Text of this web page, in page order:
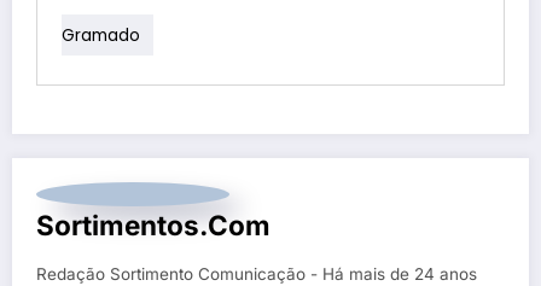
Gramado
Sortimentos.com
Redação Sortimento Comunicação - Há mais de 24 anos